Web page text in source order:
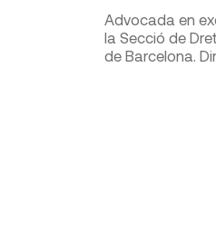
Advocada en
la Secció de
de Barcelona.